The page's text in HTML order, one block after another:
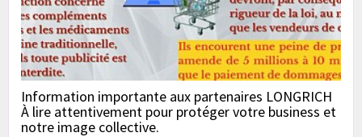
Information importante aux partenaires LONGRICH
À lire attentivement pour protéger votre business et
notre image collective.